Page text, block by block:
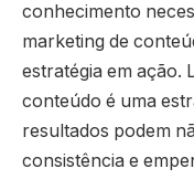
conhecimento
marketing de
estratégia em ação.
conteúdo é uma
resultados podem
consistência e